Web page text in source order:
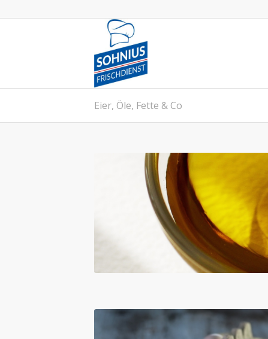
Eier, Öle, Fette & Co